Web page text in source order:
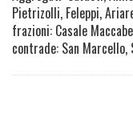
Pietrizolli, Feleppi,
frazioni: Casale
contrade: San Marcello,